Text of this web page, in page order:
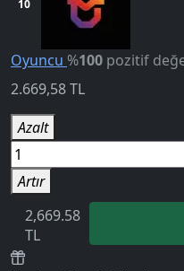
0 değerlendirme
10
Oyuncu %100 pozitif
2.669,58TL
Azalt
Artır
2,669.58
TL